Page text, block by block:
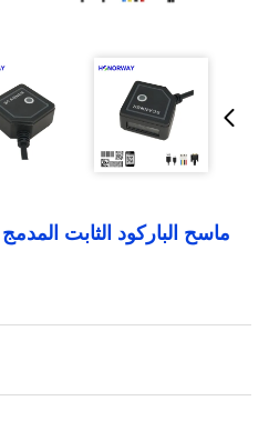
ماسح الباركود الثابت المدمج 1D 2D ثابت للآلة التجارية